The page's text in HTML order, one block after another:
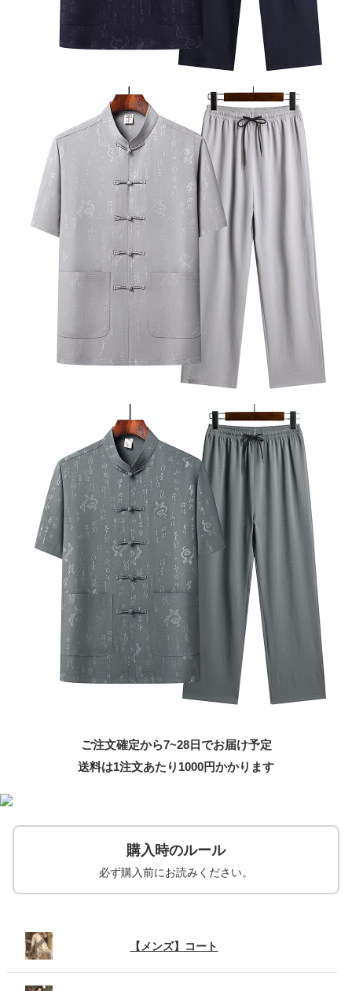
ご注文確定から7~28日でお届け予定
送料は1注文あたり 1000円かかります
購入時のルール
必ず購入前にお読みください。
【メンズ】コート